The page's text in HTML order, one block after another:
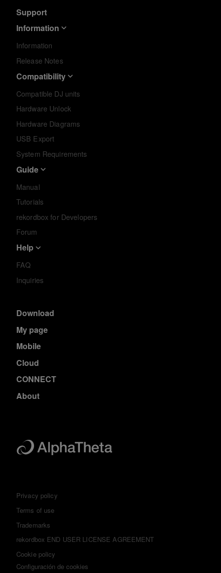
Support
Information
Information
Release Notes
Compatibility
Compatible DJ units
Hardware Unlock
Hardware Diagrams
USB Export
System Requirements
Guide
Manual
Tutorials
rekordbox for Developers
Forum
Help
FAQ
Inquiries
Download
My page
Mobile
Cloud
CONNECT
About
Privacy policy
Terms of use
Trademarks
rekordbox END USER LICENSE AGREEMENT
Cookie policy
Configuración de cookies